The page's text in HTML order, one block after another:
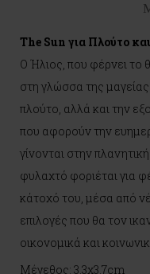
The Sun για Πλούτο
Ο Ήλιος, που φέρνει το
στη γλώσσα της
πλούτο, αλλά και την
που αφορούν την
γίνονται στην
φυλαχτό φοριέται για
κάτοχό του, μέσα από
επιλογές που θα τον
οικονομικά και
Μέγεθος: 3.3x3.7cm